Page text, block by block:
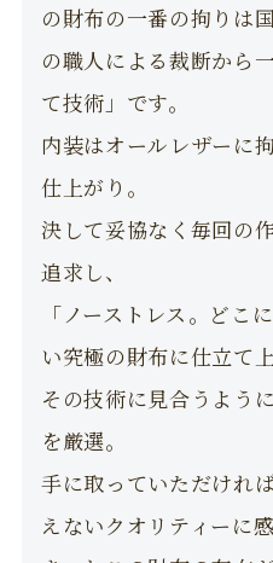
の財布の一番の拘りは
の職人による裁断から
て技術」です。
内装はオールレザーに
仕上がり。
決して妥協なく毎回の
追求し、
「ノーストレス。どこ
い究極の財布に仕立て
その技術に見合うよう
を厳選。
手に取っていただけれ
えないクオリティーに